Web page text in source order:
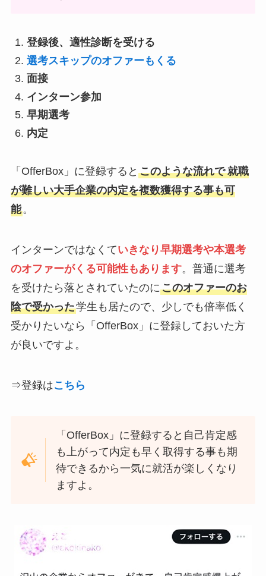
登録後、適性診断を受ける
選考スキップのオファーもくる
面接
インターン参加
早期選考
内定
「OfferBox」に登録すると このような流れで 就職
が難しい大手企業の内定を複数獲得する事も可
能。
インターンではなくていきなり早期選考や本選考
のオファーがくる可能性もあります。普通に選考
を受けたら落とされていたのにこのオファーのお
陰で受かった学生も居たので、少しでも倍率低く
受かりたいなら「OfferBox」に登録しておいた方
が良いですよ。
⇒登録はこちら
「OfferBox」に登録すると自己肯定感
も上がって内定も早く取得する事も期
待できるから一気に就活が楽しくなり
ますよ。